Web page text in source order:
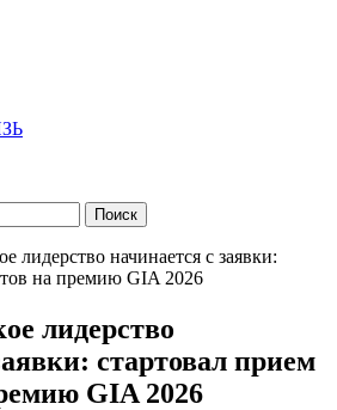
лидерство начинается с заявки:
на премию GIA 2026
лидерство
стартовал прием
GIA 2026